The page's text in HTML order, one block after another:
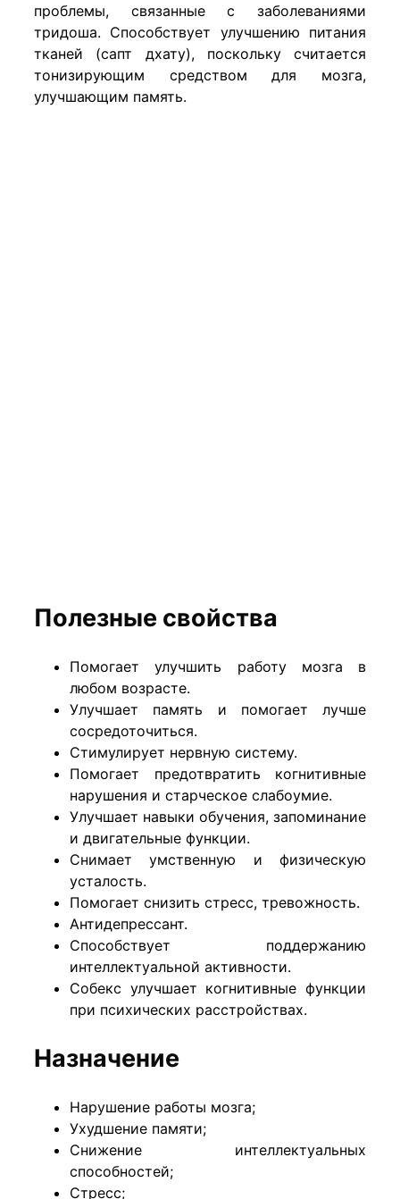
проблемы, связанные с заболеваниями
тридоша. Способствует улучшению питания
тканей (сапт дхату), поскольку считается
тонизирующим средством для мозга,
улучшающим память.
Полезные свойства
Помогает улучшить работу мозга в
любом возрасте.
Улучшает память и помогает лучше
сосредоточиться.
Стимулирует нервную систему.
Помогает предотвратить когнитивные
нарушения и старческое слабоумие.
Улучшает навыки обучения, запоминание
и двигательные функции.
Снимает умственную и физическую
усталость.
Помогает снизить стресс, тревожность.
Антидепрессант.
Способствует поддержанию
интеллектуальной активности.
Собекс улучшает когнитивные функции
при психических расстройствах.
Назначение
Нарушение работы мозга;
Ухудшение памяти;
Снижение интеллектуальных
способностей;
Стресс;